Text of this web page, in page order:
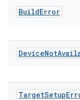
BuildError
DeviceNot
TargetSetup